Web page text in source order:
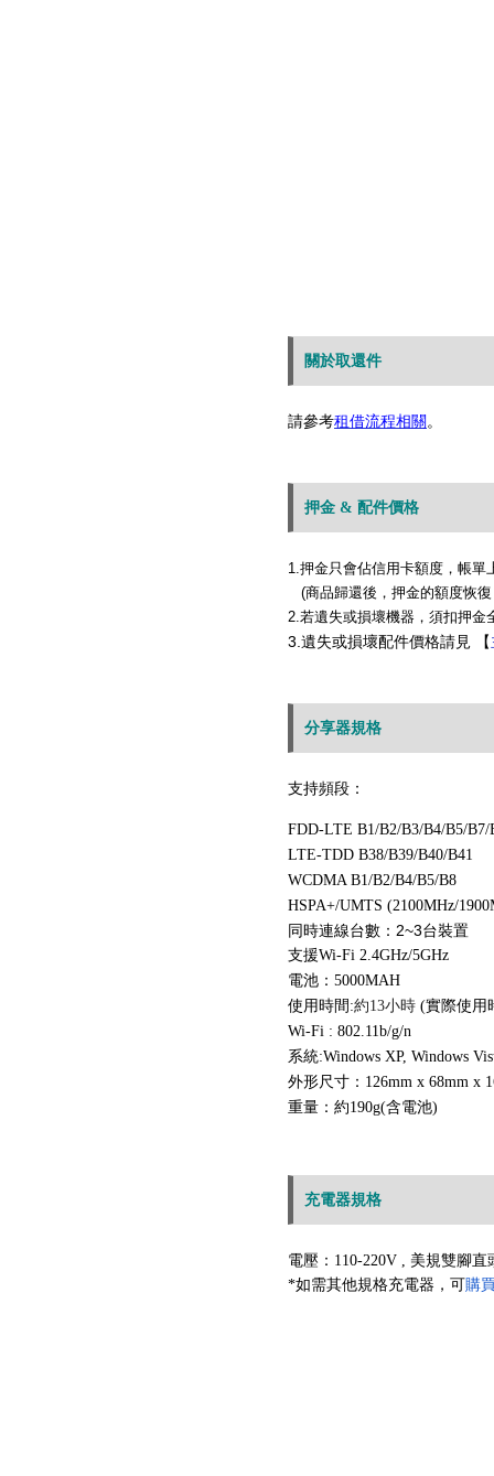
關於取還件
請參考租借流程相關。
押金 & 配件價格
1.押金只會佔信用卡額度，帳單
(商品歸還後，押金的額度恢
2.若遺失或損壞機器，須扣押金
3.遺失或損壞配件價格請見 【
分享器規格
支持頻段：
FDD-LTE B1/B2/B3/B4/B5/B7/
LTE-TDD B38/B39/B40/B41
WCDMA B1/B2/B4/B5/B8
HSPA+/UMTS (2100MHz/
同時連線台數：2~3台裝置
支援Wi-Fi 2.4GHz/5GHz
電池：5000MAH
使用時間:約13小時 (實際使用
Wi-Fi : 802.11b/g/n
系統:Windows XP, Windows
外形尺寸：126mm x 68mm x
重量：約190g(含電池)
充電器規格
電壓 ： 110-220V , 美規雙腳直
*如需其他規格充電器 ，可購